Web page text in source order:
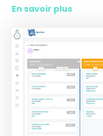
En savoir plus